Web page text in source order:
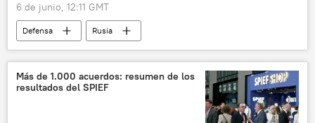
6 de junio, 12:11 GMT
Defensa
Rusia
📰 Operación rusa de desmilitarización y desnazificación de Ucrania
Ucrania
🛡️ Zonas de conflicto
🌍 Europa
Más de 1.000 acuerdos: resumen de los
resultados del SPIEF